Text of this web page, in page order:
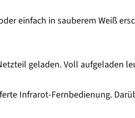
einfach in sauberem Weiß
geladen. Voll aufgeladen
Infrarot-Fernbedienung.